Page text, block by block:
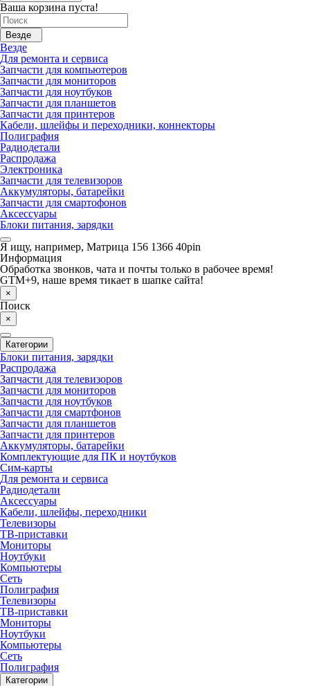
Ваша корзина пуста!
Везде
Везде
Для ремонта и сервиса
Запчасти для компьютеров
Запчасти для мониторов
Запчасти для ноутбуков
Запчасти для планшетов
Запчасти для принтеров
Кабели, шлейфы и переходники, коннекторы
Полиграфия
Радиодетали
Распродажа
Электроника
Запчасти для телевизоров
Аккумуляторы, батарейки
Запчасти для смартофонов
Аксессуары
Блоки питания, зарядки
Я ищу, например, Матрица 156 1366 40pin
Информация
Обработка звонков, чата и почты только в рабочее время!
GTM+9, наше время тикает в шапке сайта!
×
Поиск
×
Категории
Блоки питания, зарядки
Распродажа
Запчасти для телевизоров
Запчасти для мониторов
Запчасти для ноутбуков
Запчасти для смартфонов
Запчасти для планшетов
Запчасти для принтеров
Аккумуляторы, батарейки
Комплектующие для ПК и ноутбуков
Сим-карты
Для ремонта и сервиса
Радиодетали
Аксессуары
Кабели, шлейфы, переходники
Телевизоры
ТВ-приставки
Мониторы
Ноутбуки
Компьютеры
Сеть
Полиграфия
Телевизоры
ТВ-приставки
Мониторы
Ноутбуки
Компьютеры
Сеть
Полиграфия
Категории